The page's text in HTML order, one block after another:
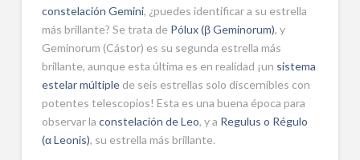
constelación Gemini, ¿puedes identificar a su estrella
más brillante? Se trata de Pólux (β Geminorum), y
Geminorum (Cástor) es su segunda estrella más
brillante, aunque esta última es en realidad ¡un sistema
estelar múltiplede seis estrellas solo discernibles con
potentes telescopios! Esta es una buena época para
observar la constelación de Leo, y a Regulus o Régulo
(α Leonis), su estrella más brillante.